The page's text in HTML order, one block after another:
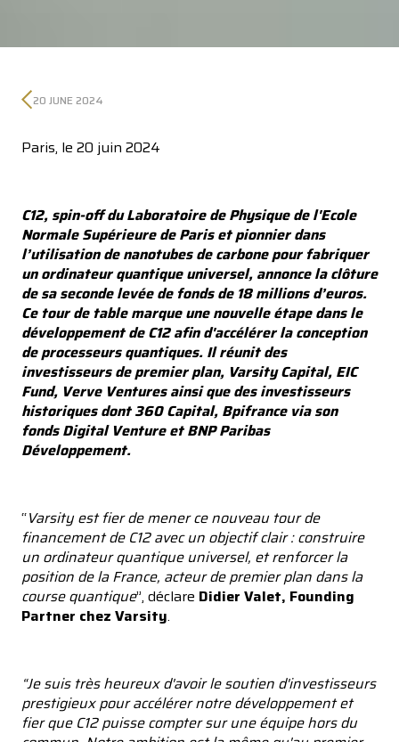
Paris, le 20 juin 2024
C12, spin-off du Laboratoire de Physique de l'Ecole
Normale Supérieure de Paris et pionnier dans
l’utilisation de nanotubes de carbone pour fabriquer
un ordinateur quantique universel, annonce la clôture
de sa seconde levée de fonds de 18 millions d’euros.
Ce tour de table marque une nouvelle étape dans le
développement de C12 afin d'accélérer la conception
de processeurs quantiques. Il réunit des
investisseurs de premier plan, Varsity Capital, EIC
Fund, Verve Ventures ainsi que des investisseurs
historiques dont 360 Capital, Bpifrance via son
fonds Digital Venture et BNP Paribas
Développement.
“Varsity est fier de mener ce nouveau tour de
financement de C12 avec un objectif clair : construire
un ordinateur quantique universel, et renforcer la
position de la France, acteur de premier plan dans la
course quantique”, déclare Didier Valet, Founding
Partner chez Varsity.
“Je suis très heureux d'avoir le soutien d'investisseurs
prestigieux pour accélérer notre développement et
fier que C12 puisse compter sur une équipe hors du
20 JUNE 2024